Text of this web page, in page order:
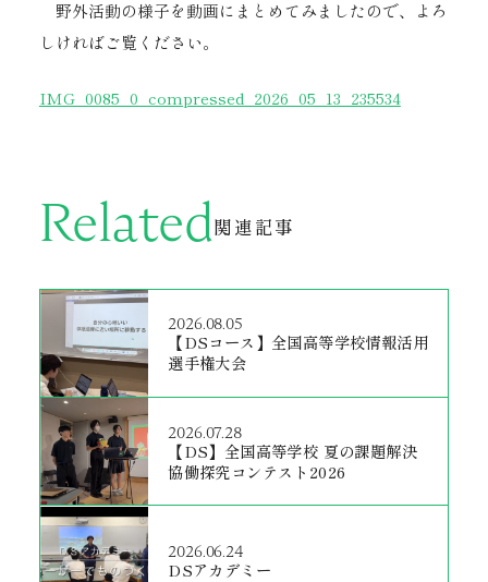
野外活動の様子を動画にまとめてみましたので、よろ
しければご覧ください。
IMG_0085_0_compressed_2026_05_13_235534
Related関連記事
2026.08.05
【DSコース】全国高等学校情報活用
選手権大会
2026.07.28
【DS】全国高等学校 夏の課題解決
協働探究コンテスト2026
2026.06.24
DSアカデミー